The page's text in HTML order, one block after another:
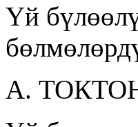
Үй
А.